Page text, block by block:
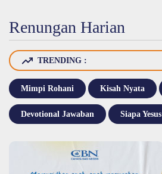
Renungan Harian
TRENDING :
Mimpi Rohani Kisah Nyata
Devotional Jawaban Siapa Yesus